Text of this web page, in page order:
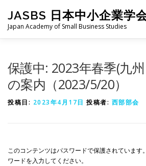
JASBS 日本中小企業学
Japan Academy of Small Business Studies
保護中: 2023年春季(九
の案内（2023/5/20）
投稿日: 2023年4月17日 投稿者: 西部部会
このコンテンツはパスワードで保護されています
ワードを入力してください。